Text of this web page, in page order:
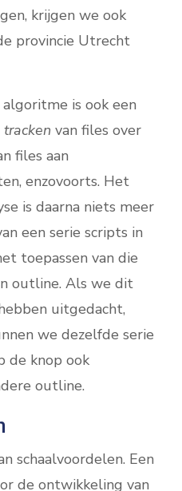
krijgen we ook
provincie Utrecht
is ook een
tracken van files over
files aan
enzovoorts. Het
is daarna niets meer
een serie scripts in
toepassen van die
outline. Als we dit
uitgedacht,
we dezelfde serie
de knop ook
outline.
schaalvoordelen. Een
de ontwikkeling van